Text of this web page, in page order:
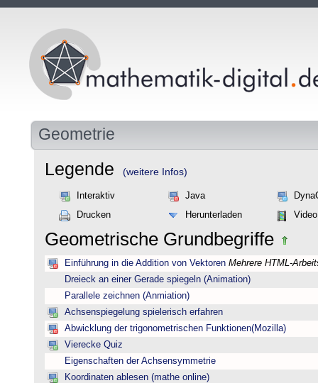
Geometrie
Legende (weitere Infos)
Interaktiv Java
Drucken
Herunterladen Video
Geometrische Grundbegriffe
Einführung in die Addition von Vektoren Mehrere HTML-
Dreieck an einer Gerade spiegeln (Animation)
Parallele zeichnen (Anmiation)
Achsenspiegelung spielerisch erfahren
Abwicklung der trigonometrischen Funktionen(Mozilla)
Vierecke Quiz
Eigenschaften der Achsensymmetrie
Koordinaten ablesen (mathe online)